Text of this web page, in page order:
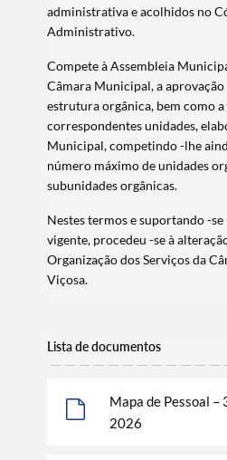
administrativa e acolhidos no
Administrativo.
Compete à Assembleia
Câmara Municipal, a
estrutura orgânica, bem como
correspondentes unidades,
Municipal, competindo -lhe
número máximo de unidades
subunidades orgânicas.
Nestes termos e suportando -
vigente, procedeu -se à
Organização dos Serviços da
Viçosa.
Lista de documentos
Mapa de Pessoal –
2026